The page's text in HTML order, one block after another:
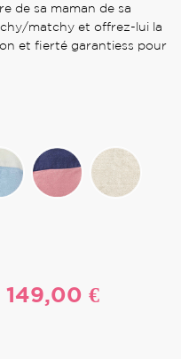
de sa maman de sa
matchy et offrez-lui la
et fierté garantiess pour
149,00 €